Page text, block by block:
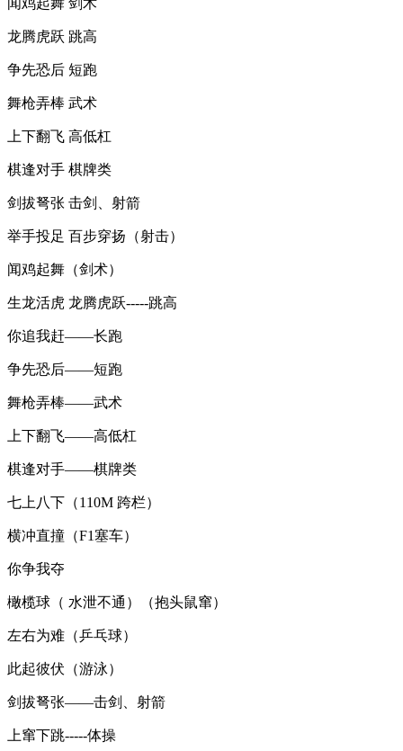
龙腾虎跃 跳高
争先恐后 短跑
舞枪弄棒 武术
上下翻飞 高低杠
棋逢对手 棋牌类
剑拔弩张 击剑、射箭
举手投足 百步穿扬（射击）
闻鸡起舞（剑术）
生龙活虎 龙腾虎跃-----跳高
你追我赶——长跑
争先恐后——短跑
舞枪弄棒——武术
上下翻飞——高低杠
棋逢对手——棋牌类
七上八下（110M 跨栏）
横冲直撞（F1塞车）
你争我夺
橄榄球（ 水泄不通）（抱头鼠窜）
左右为难（乒乓球）
此起彼伏（游泳）
剑拔弩张——击剑、射箭
上窜下跳-----体操